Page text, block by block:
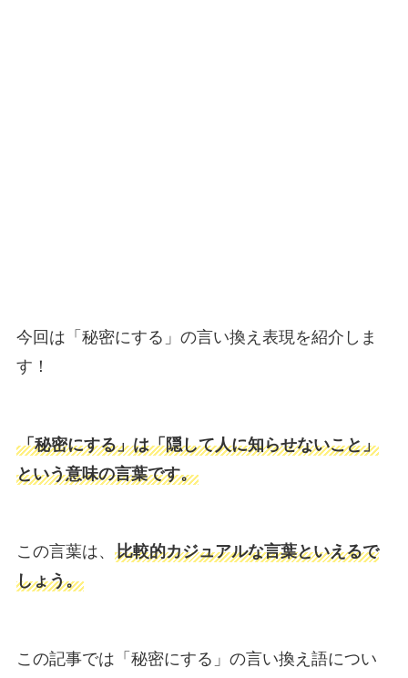
今回は「秘密にする」の言い換え表現を紹介しま
す！
「秘密にする」は「隠して人に知らせないこと」
という意味の言葉です。
この言葉は、 比較的カジュアルな言葉といえるで
しょう。
この記事では「秘密にする」の言い換え語につい